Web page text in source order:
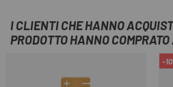
I CLIENTI CHE HANNO
PRODOTTO HANNO
-